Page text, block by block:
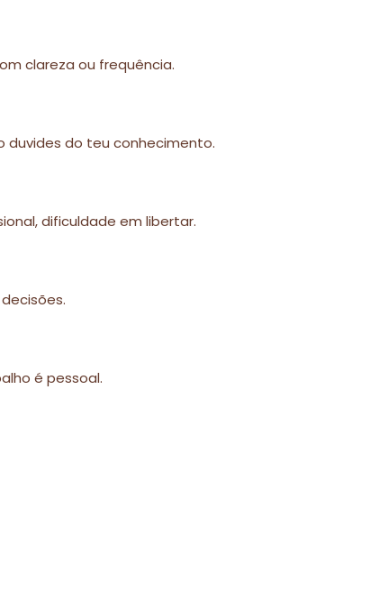
clareza ou frequência.
duvides do teu conhecimento.
dificuldade em libertar.
é pessoal.